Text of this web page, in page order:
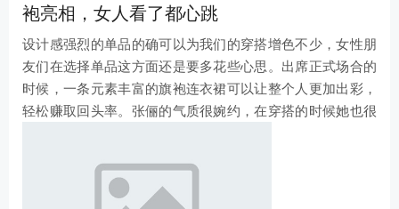
袍亮相，女人看了都心跳
设计感强烈的单品的确可以为我们的穿搭增色不少，女性朋
友们在选择单品这方面还是要多花些心思。出席正式场合的
时候，一条元素丰富的旗袍连衣裙可以让整个人更加出彩，
轻松赚取回头率。张俪的气质很婉约，在穿搭的时候她也很